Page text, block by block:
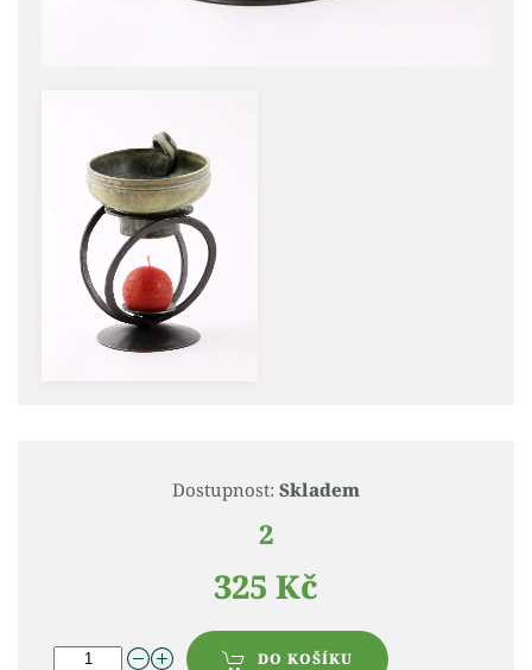
Dostupnost: Skladem
2
325 Kč
DO KOŠÍKU